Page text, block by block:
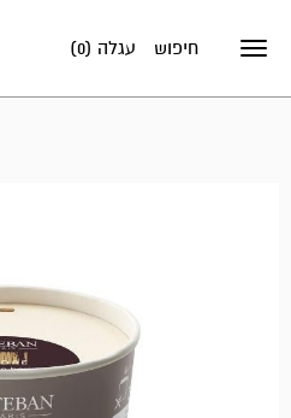
Toggle
עגלה (0) חיפוש